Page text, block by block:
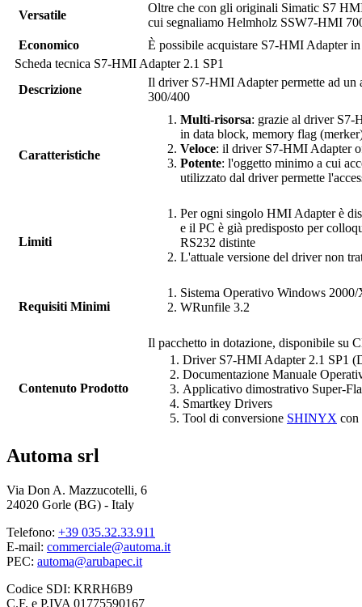
Versatile
Oltre che con gli originali Simatic S7
cui segnaliamo Helmholz SSW7-HMI
Economico
È possibile acquistare S7-HMI Adapterin
Scheda tecnica S7-HMI Adapter2.1 SP1
Descrizione
Il driver S7-HMI Adapterpermette ad
300/400
Caratteristiche
Multi-risorsa: grazie al driver S7-
in data block, memory flag
Veloce: il driver S7-HMI Adapter
Potente: l'oggetto minimo a cui
utilizzato dal driver permette
Limiti
Per ogni singolo HMI Adapter è
e il PC è già predisposto per
RS232 distinte
L'attuale versione del driver non
Requisiti Minimi
Sistema Operativo Windows 2000/
WRunfile 3.2
Contenuto Prodotto
Il pacchetto in dotazione, disponibile su
Driver S7-HMI Adapter 2.1 SP1
Documentazione Manuale
Applicativo dimostrativo Super-
Smartkey Drivers
Tool di conversione SHINYX con
Automa srl
Via Don A. Mazzucotelli, 6
24020 Gorle (BG) - Italy
Telefono: +39 035.32.33.911
E-mail: commerciale@automa.it
PEC: automa@arubapec.it
Codice SDI: KRRH6B9
C.F. e P.IVA 01775590167